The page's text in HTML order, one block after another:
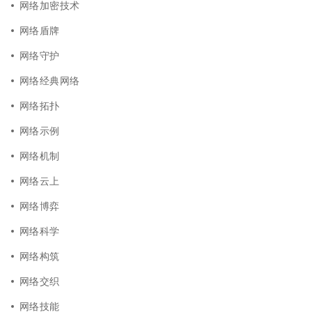
网络加密技术
网络盾牌
网络守护
网络经典网络
网络拓扑
网络示例
网络机制
网络云上
网络博弈
网络科学
网络构筑
网络交织
网络技能